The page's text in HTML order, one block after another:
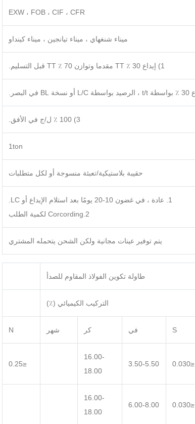
EXW ، FOB ، CIF ، CFR
ميناء شنغهاي ، ميناء تيانجين ، ميناء كينداو
1) إيداع 30 ٪ TT مقدما وتوازن 70 ٪ TT قبل التسليم.
3) 100 ٪ ل/ج في الأفق.
1ton
حقيبة بلاستيكية/تعبئة منسوجة أو لكل متطلبات
1. عادة ، في غضون 10-20 يومًا بعد استلام الإيداع أو LC.
2.Corcording لكمية الطلب
يتم توفير عينات مجانية ولكن الشحن يتحمله المشتري
طاولة تكوين الفولاذ المقاوم للصدأ
التركيب الكيميائي (٪)
S في كر شهر N
≤0.030
3.50-5.50
16.00-
18.00
≤0.25
≤0.030
6.00-8.00
16.00-
18.00